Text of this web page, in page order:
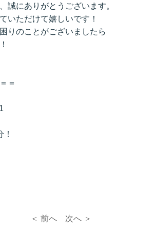
誠にありがとうございます。
いただけて嬉しいです！
りのことがございましたら
＝
＜ 前へ 次へ ＞